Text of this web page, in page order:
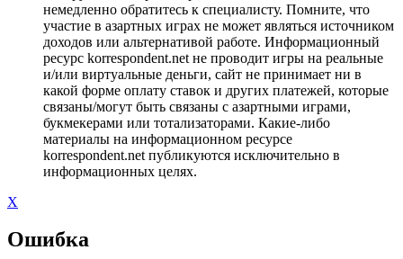
немедленно обратитесь к специалисту. Помните, что
участие в азартных играх не может являться источником
доходов или альтернативой работе. Информационный
ресурс korrespondent.net не проводит игры на реальные
и/или виртуальные деньги, сайт не принимает ни в
какой форме оплату ставок и других платежей, которые
связаны/могут быть связаны с азартными играми,
букмекерами или тотализаторами. Какие-либо
материалы на информационном ресурсе
korrespondent.net публикуются исключительно в
информационных целях.
X
Ошибка